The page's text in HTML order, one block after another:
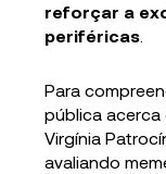
reforçar a
periféricas
Para
pública acerca
Virgínia
avaliando